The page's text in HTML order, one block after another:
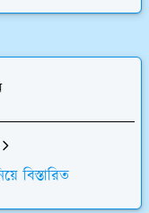
বিস্তারিত